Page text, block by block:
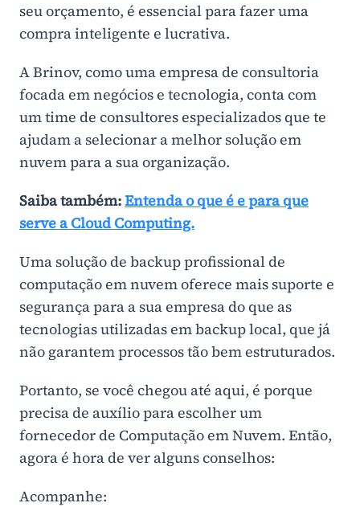
seu orçamento, é essencial para fazer uma
compra inteligente e lucrativa.
A Brinov, como uma empresa de consultoria
focada em negócios e tecnologia, conta com
um time de consultores especializados que te
ajudam a selecionar a melhor solução em
nuvem para a sua organização.
Saiba também:Entenda o que é e para que
serve a Cloud Computing.
Uma solução de backup profissional de
computação em nuvem oferece mais suporte e
segurança para a sua empresa do que as
tecnologias utilizadas em backup local, que já
não garantem processos tão bem estruturados.
Portanto, se você chegou até aqui, é porque
precisa de auxílio para escolher um
fornecedor de Computação em Nuvem. Então,
agora é hora de ver alguns conselhos:
Acompanhe: